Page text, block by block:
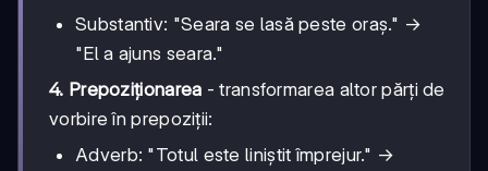
Substantiv: "Seara se lasă peste oraș." →
"El a ajuns seara."
4. Prepoziționarea - transformarea altor părți de
vorbire în prepoziții:
Adverb: "Totul este liniștit împrejur." →